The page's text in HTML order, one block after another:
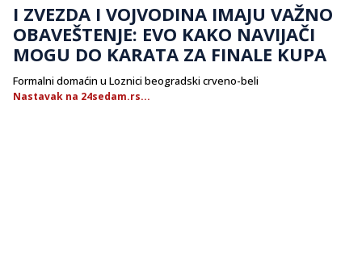
I ZVEZDA I VOJVODINA IMAJU VAŽNO
OBAVEŠTENJE: EVO KAKO NAVIJAČI
MOGU DO KARATA ZA FINALE KUPA
Formalni domaćin u Loznici beogradski crveno-beli
Nastavak na 24sedam.rs...